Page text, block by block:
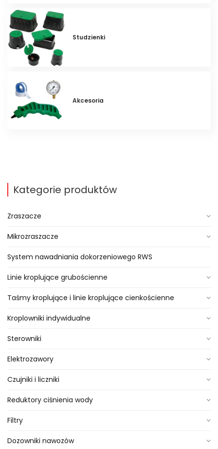
Studzienki
Akcesoria
Kategorie produktów
Zraszacze
Mikrozraszacze
System nawadniania dokorzeniowego RWS
Linie kroplujące grubościenne
Taśmy kroplujące i linie kroplujące cienkościenne
Kroplowniki indywidualne
Sterowniki
Elektrozawory
Czujniki i liczniki
Reduktory ciśnienia wody
Filtry
Dozowniki nawozów